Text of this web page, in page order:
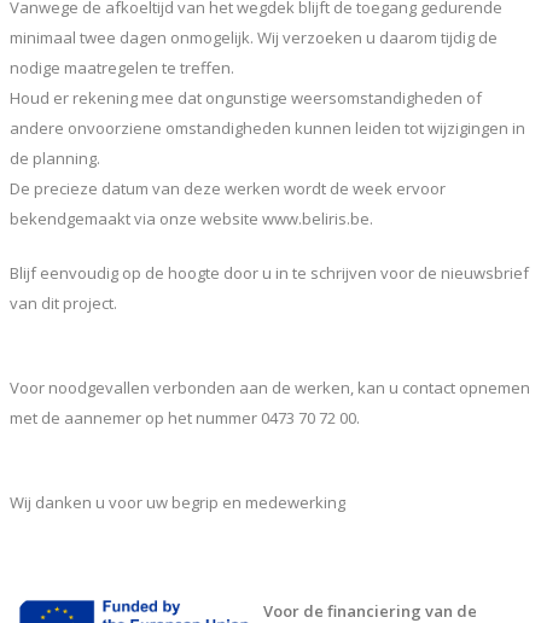
Vanwege de afkoeltijd van het wegdek blijft de toegang gedurende
minimaal twee dagen onmogelijk. Wij verzoeken u daarom tijdig de
nodige maatregelen te treffen.
Houd er rekening mee dat ongunstige weersomstandigheden of
andere onvoorziene omstandigheden kunnen leiden tot wijzigingen in
de planning.
De precieze datum van deze werken wordt de week ervoor
bekendgemaakt via onze website www.beliris.be.
Blijf eenvoudig op de hoogte door u in te schrijven voor de nieuwsbrief
van dit project.
Voor noodgevallen verbonden aan de werken, kan u contact opnemen
met de aannemer op het nummer 0473 70 72 00.
Wij danken u voor uw begrip en medewerking
Voor de financiering van de